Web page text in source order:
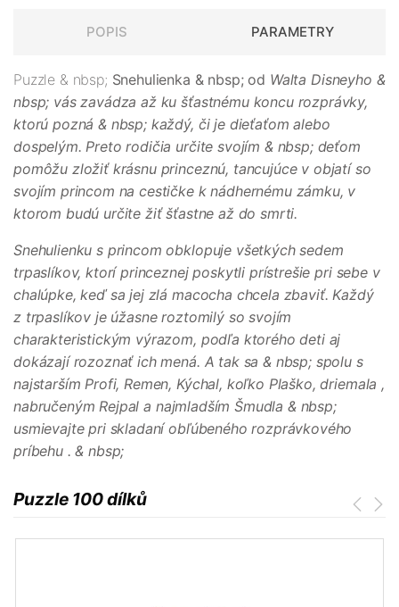
POPIS PARAMETRY
Puzzle & nbsp; Snehulienka & nbsp; od Walta Disneyho &
nbsp; vás zavádza až ku šťastnému koncu rozprávky,
ktorú pozná & nbsp; každý, či je dieťaťom alebo
dospelým. Preto rodičia určite svojím & nbsp; deťom
pomôžu zložiť krásnu princeznú, tancujúce v objatí so
svojím princom na cestičke k nádhernému zámku, v
ktorom budú určite žiť šťastne až do smrti.
Snehulienku s princom obklopuje všetkých sedem
trpaslíkov, ktorí princeznej poskytli prístrešie pri sebe v
chalúpke, keď sa jej zlá macocha chcela zbaviť. Každý
z trpaslíkov je úžasne roztomilý so svojím
charakteristickým výrazom, podľa ktorého deti aj
dokázají rozoznať ich mená. A tak sa & nbsp; spolu s
najstaršímProfi, Remen, Kýchal, koľko Plaško, driemala ,
nabručenýmRejpala najmladšímŠmudla & nbsp;
usmievajte pri skladaní obľúbeného rozprávkového
príbehu . & nbsp;
Puzzle 100 dílků